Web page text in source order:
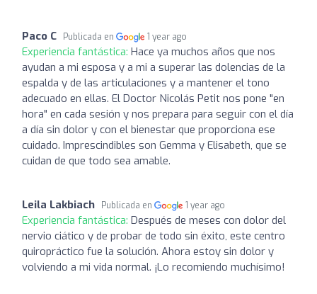
Paco C Publicada en 1 year ago
Experiencia fantástica: Hace ya muchos años que nos
ayudan a mi esposa y a mi a superar las dolencias de la
espalda y de las articulaciones y a mantener el tono
adecuado en ellas. El Doctor Nicolás Petit nos pone "en
hora" en cada sesión y nos prepara para seguir con el día
a día sin dolor y con el bienestar que proporciona ese
cuidado. Imprescindibles son Gemma y Elisabeth, que se
cuidan de que todo sea amable.
Leila Lakbiach Publicada en 1 year ago
Experiencia fantástica: Después de meses con dolor del
nervio ciático y de probar de todo sin éxito, este centro
quiropráctico fue la solución. Ahora estoy sin dolor y
volviendo a mi vida normal. ¡Lo recomiendo muchísimo!